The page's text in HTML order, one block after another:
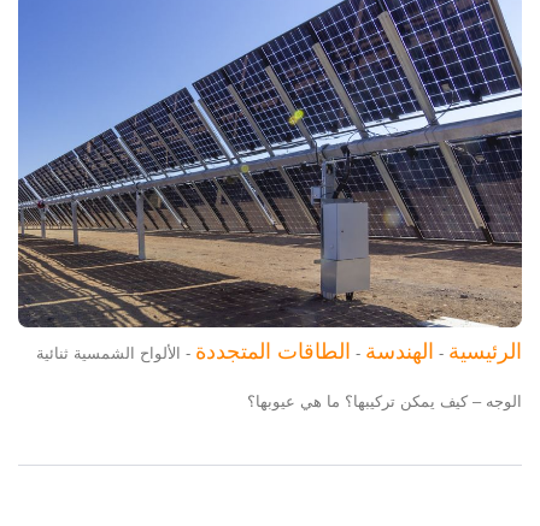
الرئيسية - الهندسة - الطاقات المتجددة - الألواح الشمسية ثنائية
الوجه – كيف يمكن تركيبها؟ ما هي عيوبها؟